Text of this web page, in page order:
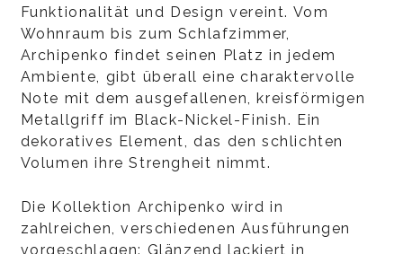
Funktionalität und Design vereint. Vom
Wohnraum bis zum Schlafzimmer,
Archipenko findet seinen Platz in jedem
Ambiente, gibt überall eine charaktervolle
Note mit dem ausgefallenen, kreisförmigen
Metallgriff im Black-Nickel-Finish. Ein
dekoratives Element, das den schlichten
Volumen ihre Strengheit nimmt.
Die Kollektion Archipenko wird in
zahlreichen, verschiedenen Ausführungen
vorgeschlagen: Glänzend lackiert in